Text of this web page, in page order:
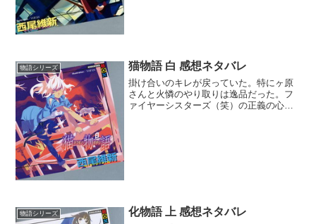
物語シリーズ 猫物語 白 感想ネタバレ
掛け合いのキレが戻っていた。特にヶ原
さんと火憐のやり取りは逸品だった。フ
ァイヤーシスターズ（笑）の正義の心を
物語シリーズ 化物語 上 感想ネタバレ